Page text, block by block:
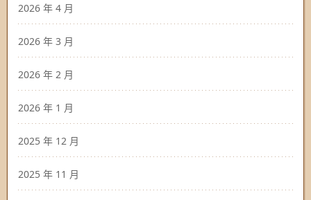
2026 年 4 月
2026 年 3 月
2026 年 2 月
2026 年 1 月
2025 年 12 月
2025 年 11 月